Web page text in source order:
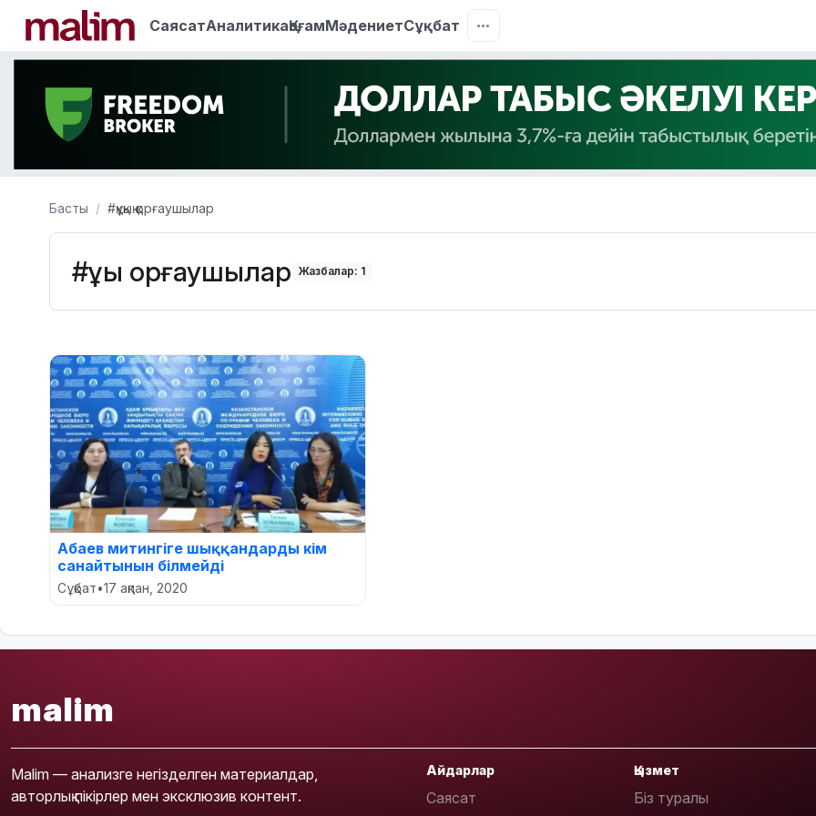
СаясатАналитикаҚоғамМәдениетСұқбат
Басты #құқық қорғаушылар
#құқық қорғаушылар Жазбалар: 1
Абаев митингіге шыққандарды кім
санайтынын білмейді
Сұқбат•17 ақпан, 2020
malim
Malim — анализге негізделген материалдар,
авторлық пікірлер мен эксклюзив контент.
Айдарлар
Саясат
Қызмет
Біз туралы